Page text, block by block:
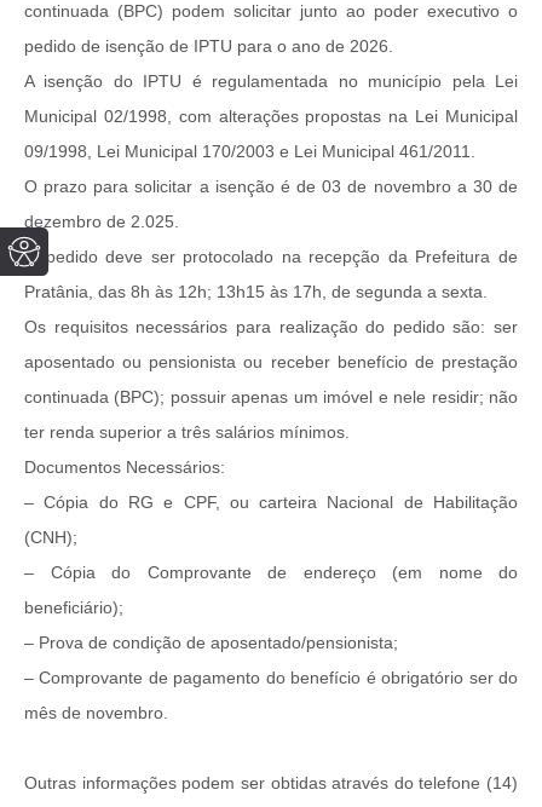
continuada (BPC) podem solicitar junto ao poder executivo o
pedido de isenção de IPTU para o ano de 2026.
A isenção do IPTU é regulamentada no município pela Lei
Municipal 02/1998, com alterações propostas na Lei Municipal
09/1998, Lei Municipal 170/2003 e Lei Municipal 461/2011.
O prazo para solicitar a isenção é de 03 de novembro a 30 de
dezembro de 2.025.
O pedido deve ser protocolado na recepção da Prefeitura de
Pratânia, das 8h às 12h; 13h15 às 17h, de segunda a sexta.
Os requisitos necessários para realização do pedido são: ser
aposentado ou pensionista ou receber benefício de prestação
continuada (BPC); possuir apenas um imóvel e nele residir; não
ter renda superior a três salários mínimos.
Documentos Necessários:
– Cópia do RG e CPF, ou carteira Nacional de Habilitação
(CNH);
– Cópia do Comprovante de endereço (em nome do
beneficiário);
– Prova de condição de aposentado/pensionista;
– Comprovante de pagamento do benefício é obrigatório ser do
mês de novembro.
Outras informações podem ser obtidas através do telefone (14)